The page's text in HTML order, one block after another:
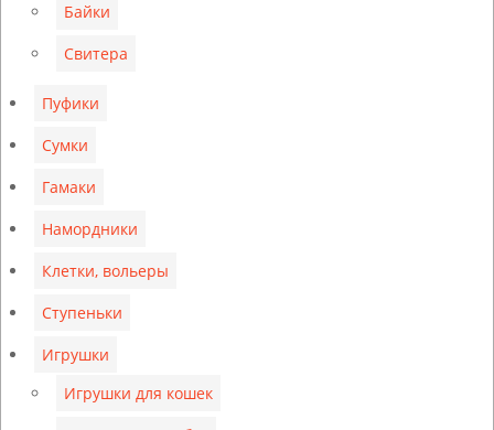
Байки
Свитера
Пуфики
Сумки
Гамаки
Намордники
Клетки, вольеры
Ступеньки
Игрушки
Игрушки для кошек